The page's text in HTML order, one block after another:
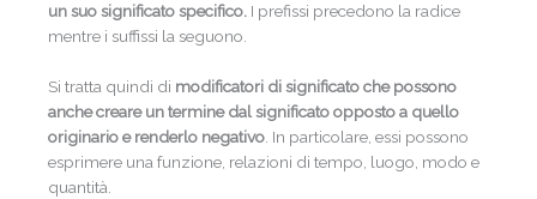
un suo significato specifico. I prefissi precedono la radice
mentre i suffissi la seguono.
Si tratta quindi di modificatori di significato che possono
anche creare un termine dal significato opposto a quello
originario e renderlo negativo. In particolare, essi possono
esprimere una funzione, relazioni di tempo, luogo, modo e
quantità.